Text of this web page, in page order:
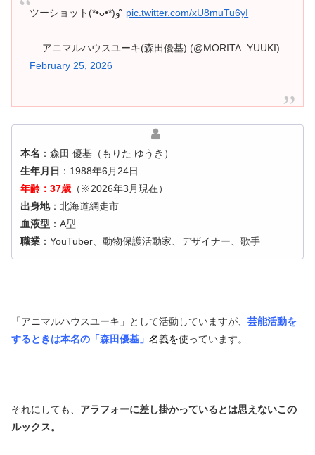
ツーショット(*•ᴗ•*)و ̑̑ pic.twitter.com/xU8muTu6yI
— アニマルハウスユーキ(森田優基) (@MORITA_YUUKI)
February 25, 2026
本名 ：森田 優基（もりた ゆうき）
生年月日 ：1988年6月24日
年齢：37歳 （※2026年3月現在）
出身地：北海道網走市
血液型 ：A型
職業 ：YouTuber、動物保護活動家、デザイナー、歌手
「アニマルハウスユーキ」として活動していますが、 芸能活動を
するときは本名の「森田優基」 名義を使っています。
それにしても、 アラフォーに差し掛かっているとは思えないこの
ルックス。